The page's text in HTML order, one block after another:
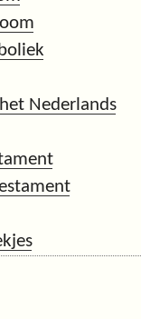
Nederlands